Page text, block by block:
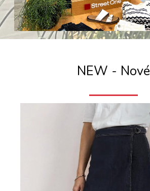
NEW - Nové